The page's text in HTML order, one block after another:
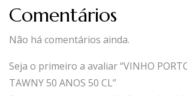
Comentários
Não há comentários ainda.
Seja o primeiro a avaliar “VINHO
TAWNY 50 ANOS 50 CL”